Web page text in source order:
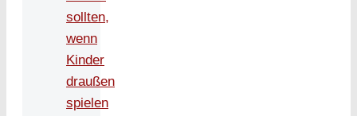
sollten,
wenn
Kinder
draußen
spielen